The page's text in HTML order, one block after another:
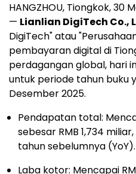
HANGZHOU, Tiongkok,30
— Lianlian DigiTech Co.,
DigiTech" atau
pembayaran digital di
perdagangan global, hari
untuk periode tahun buku
Desember 2025.
Pendapatan total:
sebesar RMB 1,734
tahun sebelumnya (YoY).
Laba kotor: Mencapai